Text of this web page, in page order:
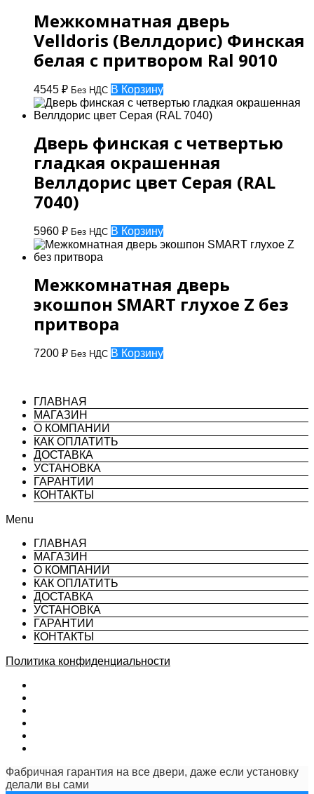
Межкомнатная дверь
Velldoris (Веллдорис) Финская
белая с притвором Ral 9010
4545 ₽ Без НДС В Корзину
Дверь финская с четвертью
гладкая окрашенная
Веллдорис цвет Серая (RAL
7040)
5960 ₽ Без НДС В Корзину
Межкомнатная дверь
экошпон SMART глухое Z без
притвора
7200 ₽ Без НДС В Корзину
ГЛАВНАЯ
МАГАЗИН
О КОМПАНИИ
КАК ОПЛАТИТЬ
ДОСТАВКА
УСТАНОВКА
ГАРАНТИИ
КОНТАКТЫ
Menu
ГЛАВНАЯ
МАГАЗИН
О КОМПАНИИ
КАК ОПЛАТИТЬ
ДОСТАВКА
УСТАНОВКА
ГАРАНТИИ
КОНТАКТЫ
Политика конфиденциальности
Фабричная гарантия на все двери, даже если установку
делали вы сами